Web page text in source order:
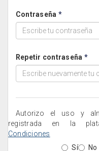
Contraseña
Repetir contraseña
Autorizo el uso y
registrada en la
Condiciones
Sí
No